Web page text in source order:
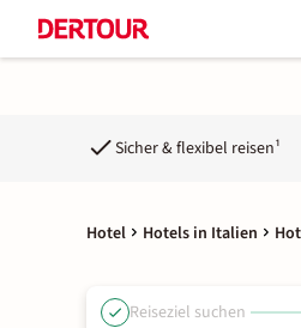
Sicher & flexibel reisen¹
Hotel Hotels in Italien
Reiseziel suchen